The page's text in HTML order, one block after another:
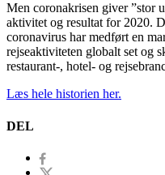
Men coronakrisen giver ”stor
aktivitet og resultat for 2020.
coronavirus har medført en
rejseaktiviteten globalt set og
restaurant-, hotel- og
Læs hele historien her.
DEL